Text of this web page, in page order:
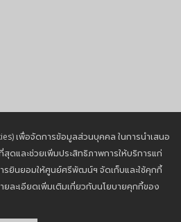
ป็นส่วนตัว |นโยบายคุกกี้
Center. All Rights Reserved.
เพื่อจัดการข้อมูลส่วนบุคคล ในการนำเสนอ
ดและช่วยเพิ่มประสิทธิภาพการให้บริการแก่
รยินยอมให้ศูนย์ศรีพัฒน์ฯ จัดเก็บและใช้คุกกี้
ละเอียดเพิ่มเติมเกี่ยวกับนโยบายคุกกี้ของ